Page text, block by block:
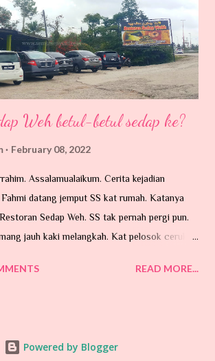
membiarkannya. 12. Jika anakmu
ker...
Weh betul-betul sedap ke?
February 08, 2022
Assalamualaikum. Cerita kejadian
datang jemput SS kat rumah. Katanya
Sedap Weh. SS tak pernah pergi pun.
jauh kaki melangkah. Kat pelosok ceruk
Malaysia Pahang (UMP) di Gambang,
perjalanan pergi dan balik. Restoran
READ MORE...
Powered by Blogger